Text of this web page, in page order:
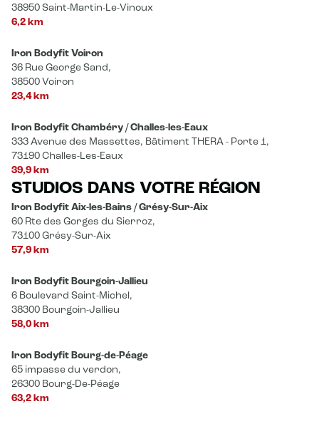
38950 Saint-Martin-Le-Vinoux
6,2 km
Iron Bodyfit Voiron
36 Rue George Sand,
38500 Voiron
23,4 km
Iron Bodyfit Chambéry / Challes-les-Eaux
333 Avenue des Massettes, Bâtiment THERA - Porte 1,
73190 Challes-Les-Eaux
39,9 km
STUDIOS DANS VOTRE RÉGION
Iron Bodyfit Aix-les-Bains / Grésy-Sur-Aix
60 Rte des Gorges du Sierroz,
73100 Grésy-Sur-Aix
57,9 km
Iron Bodyfit Bourgoin-Jallieu
6 Boulevard Saint-Michel,
38300 Bourgoin-Jallieu
58,0 km
Iron Bodyfit Bourg-de-Péage
65 impasse du verdon,
26300 Bourg-De-Péage
63,2 km